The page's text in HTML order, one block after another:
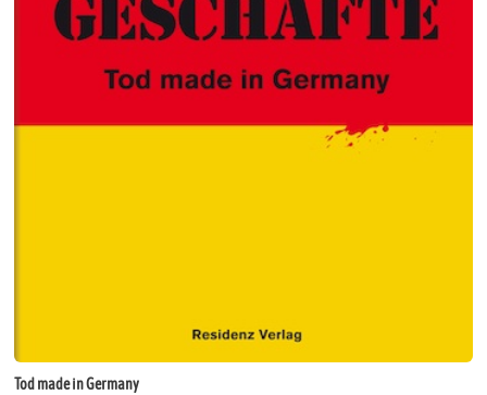
Tod made in Germany